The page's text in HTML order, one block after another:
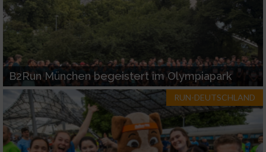
B2Run München begeistert im Olympiapark
RUN-DEUTSCHLAND